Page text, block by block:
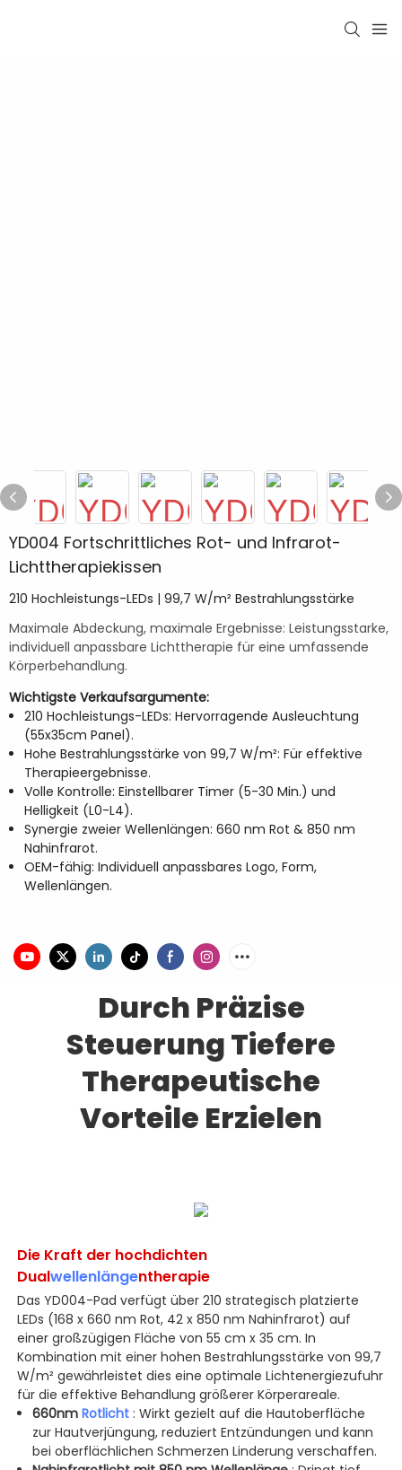
YD004 Fortschrittliches Rot- und Infrarot-
Lichttherapiekissen
210 Hochleistungs-LEDs | 99,7 W/m² Bestrahlungsstärke
Maximale Abdeckung, maximale Ergebnisse: Leistungsstarke,
individuell anpassbare Lichttherapie für eine umfassende
Körperbehandlung.
Wichtigste Verkaufsargumente:
210 Hochleistungs-LEDs: Hervorragende Ausleuchtung
(55x35cm Panel).
Hohe Bestrahlungsstärke von 99,7 W/m²: Für effektive
Therapieergebnisse.
Volle Kontrolle: Einstellbarer Timer (5-30 Min.) und
Helligkeit (L0-L4).
Synergie zweier Wellenlängen: 660 nm Rot & 850 nm
Nahinfrarot.
OEM-fähig: Individuell anpassbares Logo, Form,
Wellenlängen.
Durch Präzise
Steuerung Tiefere
Therapeutische
Vorteile Erzielen
Die Kraft der hochdichten
Dualwellenlängentherapie
Das YD004-Pad verfügt über 210 strategisch platzierte
LEDs (168 x 660 nm Rot, 42 x 850 nm Nahinfrarot) auf
einer großzügigen Fläche von 55 cm x 35 cm. In
Kombination mit einer hohen Bestrahlungsstärke von 99,7
W/m² gewährleistet dies eine optimale Lichtenergiezufuhr
für die effektive Behandlung größerer Körperareale.
660nm Rotlicht: Wirkt gezielt auf die Hautoberfläche
zur Hautverjüngung, reduziert Entzündungen und kann
bei oberflächlichen Schmerzen Linderung verschaffen.